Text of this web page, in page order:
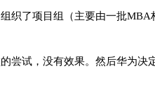
织了项目组（主要由一批
尝试，没有效果。然后华为决